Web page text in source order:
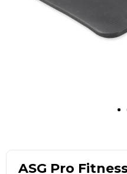
ASG Pro